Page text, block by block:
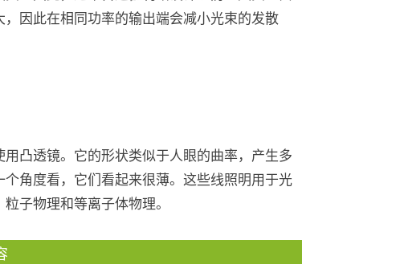
因此在相同功率的输出端会减小光束的发散
凸透镜。它的形状类似于人眼的曲率，产生多
角度看，它们看起来很薄。这些线照明用于光
子物理和等离子体物理。